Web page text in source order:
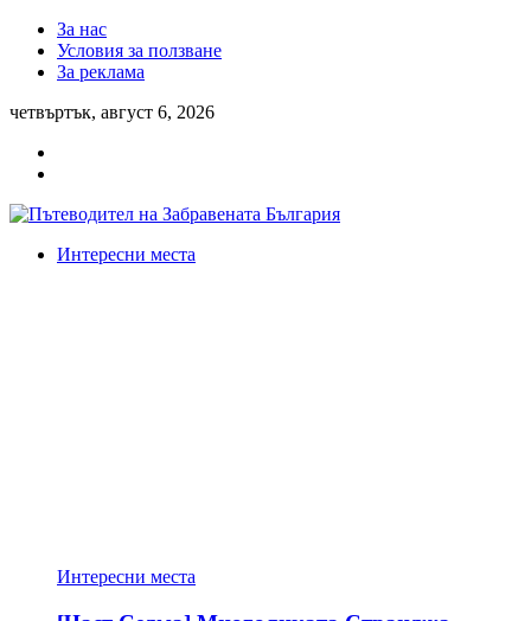
За нас
Условия за ползване
За реклама
четвъртък, август 6, 2026
Интересни места
Интересни места